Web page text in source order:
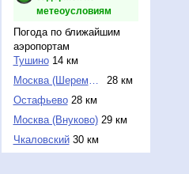
метеоусловиям
Погода по ближайшим
аэропортам
Тушино14 км
Москва (Шереметье...
28 км
Остафьево28 км
Москва (Внуково)29 км
Чкаловский30 км